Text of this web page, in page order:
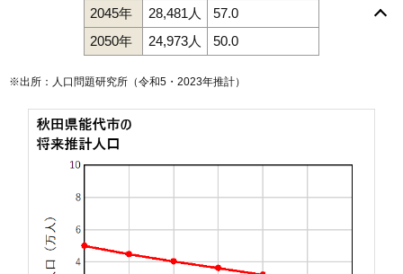
2045年
28,481人
57.0
2050年
24,973人 50.0
※出所：人口問題研究所（令和5・2023年推計）
（大字なし）万町 扇田大町落合 鰄渕河戸川
御指南町 栄町 昭南町末広町須田
通町西通町 能代町畠町 浜通町
二ツ井町切石二ツ井町小繋二ツ井町二ツ井町荷上場
二ツ井駅 能代駅向能代駅